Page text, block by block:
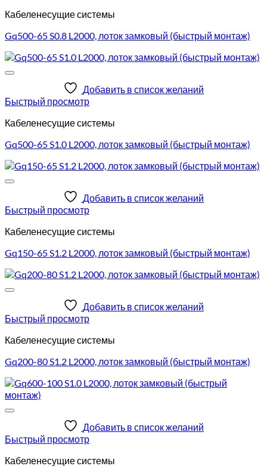
Кабеленесущие системы
Gq500-65 S0.8 L2000, лоток замковый (быстрый монтаж)
Добавить в список желаний
Быстрый просмотр
Кабеленесущие системы
Gq500-65 S1.0 L2000, лоток замковый (быстрый монтаж)
Добавить в список желаний
Быстрый просмотр
Кабеленесущие системы
Gq150-65 S1.2 L2000, лоток замковый (быстрый монтаж)
Добавить в список желаний
Быстрый просмотр
Кабеленесущие системы
Gq200-80 S1.2 L2000, лоток замковый (быстрый монтаж)
Добавить в список желаний
Быстрый просмотр
Кабеленесущие системы